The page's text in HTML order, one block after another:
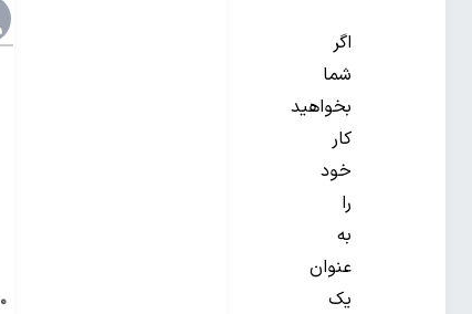
اگر
شما
بخواهید
کار
خود
را
به
عنوان
یک
0